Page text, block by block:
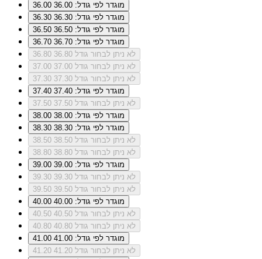
36.00
מוגדר לפי גודל: 36.00
36.30
מוגדר לפי גודל: 36.30
36.50
מוגדר לפי גודל: 36.50
36.70
מוגדר לפי גודל: 36.70
36.80
לא ניתן לבחור גודל 36.80
37.00
לא ניתן לבחור גודל 37.00
37.30
לא ניתן לבחור גודל 37.30
37.40
מוגדר לפי גודל: 37.40
37.50
לא ניתן לבחור גודל 37.50
38.00
מוגדר לפי גודל: 38.00
38.30
מוגדר לפי גודל: 38.30
38.50
לא ניתן לבחור גודל 38.50
38.80
לא ניתן לבחור גודל 38.80
39.00
מוגדר לפי גודל: 39.00
39.30
לא ניתן לבחור גודל 39.30
39.50
לא ניתן לבחור גודל 39.50
40.00
מוגדר לפי גודל: 40.00
40.50
לא ניתן לבחור גודל 40.50
40.80
לא ניתן לבחור גודל 40.80
41.00
מוגדר לפי גודל: 41.00
41.20
לא ניתן לבחור גודל 41.20